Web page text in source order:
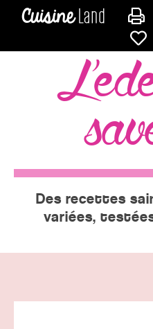
l'eden des
Des recettes
variées,